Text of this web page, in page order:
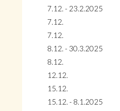
7.12. - 23.2.2025
7.12.
7.12.
8.12. - 30.3.2025
8.12.
12.12.
15.12.
15.12. - 8.1.2025